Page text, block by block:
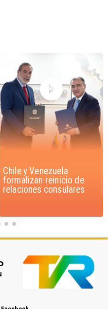
Feriantes rechazan
dichos de Camila Flores
sobre Fabiola Campillai